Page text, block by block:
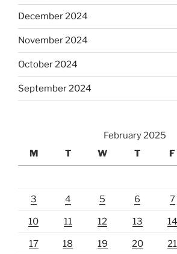
December 2024
November 2024
October 2024
September 2024
February 2025
M
T W T F
3 4 5 6 7
10 11 12 13 14
17 18 19 20 21